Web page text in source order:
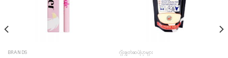
BRANDS ဂျီးချွတ်ဆပ်ပြာများ